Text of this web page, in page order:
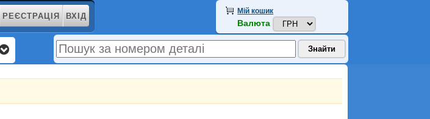
РЕЄСТРАЦІЯ ВХІД
Мій кошик
Валюта